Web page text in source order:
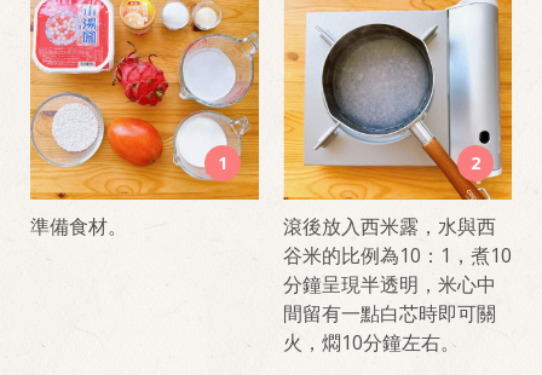
1
準備食材。
2
滾後放入西米露，水與西
谷米的比例為10：1，煮10
分鐘呈現半透明，米心中
間留有一點白芯時即可關
火，燜10分鐘左右。